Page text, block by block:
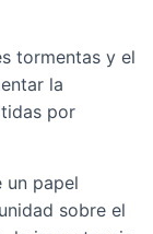
tormentas y el
la
por
un papel
sobre el